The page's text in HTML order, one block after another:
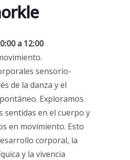
a 12:00
sensorio-
de la danza y el
Exploramos
sentidas en el cuerpo y
en movimiento. Esto
corporal, la
y la vivencia